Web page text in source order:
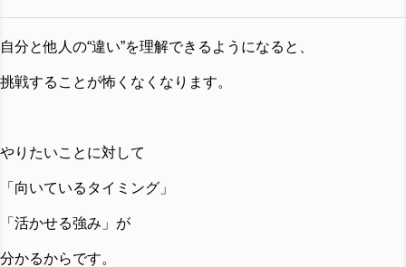
自分と他人の“違い”を理解できるようになると、
挑戦することが怖くなくなります。
やりたいことに対して
「向いているタイミング」
「活かせる強み」が
分かるからです。